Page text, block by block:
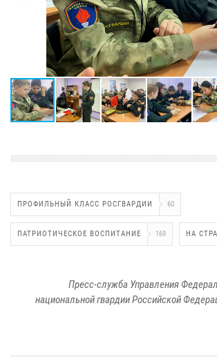
ПРОФИЛЬНЫЙ КЛАСС РОСГВАРДИИ 60
ПАТРИОТИЧЕСКОЕ ВОСПИТАНИЕ 169 НА
Пресс-служба Управления
национальной гвардии Российской